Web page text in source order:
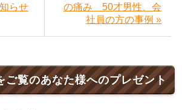
らせ
の痛み 50才男性、会
社員の方の事例 »
ご覧のあなた様へのプレゼント